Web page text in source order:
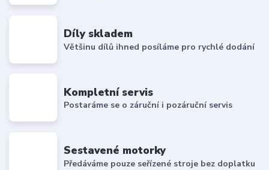
Díly skladem
Většinu dílů ihned posíláme pro rychlé dodání
Kompletní servis
Postaráme se o záruční i pozáruční servis
Sestavené motorky
Předáváme pouze seřízené stroje bez doplatku